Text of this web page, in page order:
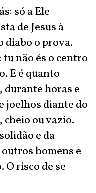
só a Ele
de Jesus à
diabo o prova.
não és o centro
E é quanto
durante horas e
joelhos diante do
ou vazio.
e da
homens e
O risco de se